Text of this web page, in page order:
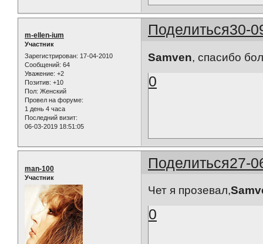
Поделиться30-
m-ellen-ium
Участник
Зарегистрирован: 17-04-2010
Сообщений: 64
Уважение: +2
Позитив: +10
Пол: Женский
Провел на форуме:
1 день 4 часа
Последний визит:
06-03-2019 18:51:05
Samven, спасибо
0
Поделиться27-
man-100
Участник
Чет я прозевал,
0